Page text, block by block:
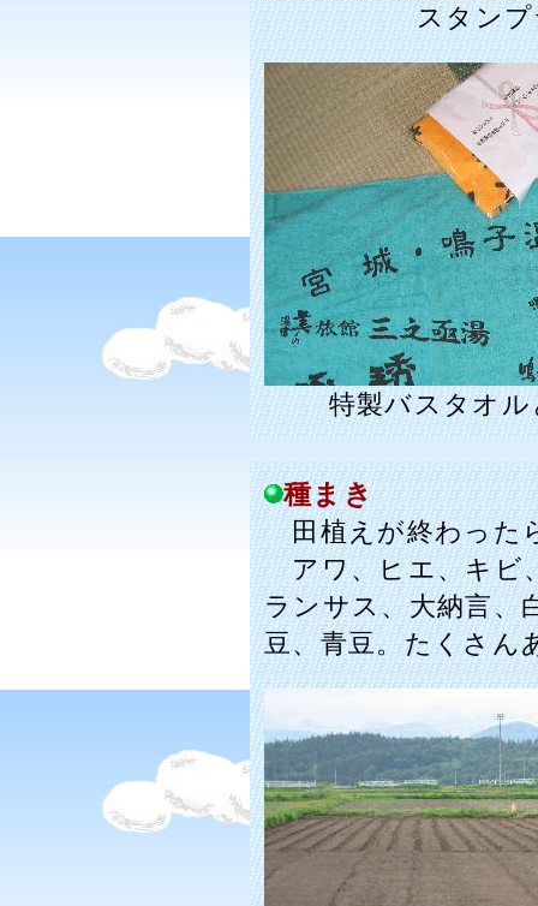
スタン
特製バスタオ
種まき
田植えが終わった
アワ、ヒエ、キビ
ランサス、大納言、
豆、青豆。たくさん